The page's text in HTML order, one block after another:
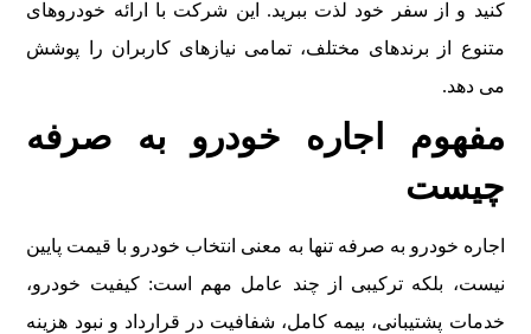
کنید و از سفر خود لذت ببرید. این شرکت با ارائه خودروهای
متنوع از برندهای مختلف، تمامی نیازهای کاربران را پوشش
می دهد.
مفهوم اجاره خودرو به صرفه
چیست
اجاره خودرو به صرفه تنها به معنی انتخاب خودرو با قیمت پایین
نیست، بلکه ترکیبی از چند عامل مهم است: کیفیت خودرو،
خدمات پشتیبانی، بیمه کامل، شفافیت در قرارداد و نبود هزینه